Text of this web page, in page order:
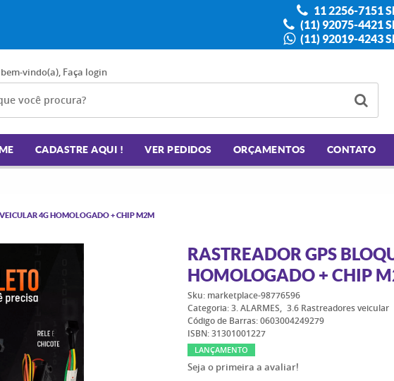
11 2256-7151
(11) 92075-4421
(11) 92019-4243
vindo(a), Faça login
CADASTRE AQUI ! VER PEDIDOS ORÇAMENTOS CONTATO
4G HOMOLOGADO + CHIP M2M
RASTREADOR GPS
HOMOLOGADO + CHIP
Sku: marketplace-98776596
Categoria: 3. ALARMES
3.6 Rastreadores veicular
Código de Barras:0603004249279
ISBN:31301001227
LANÇAMENTO
Seja o primeira a avaliar!